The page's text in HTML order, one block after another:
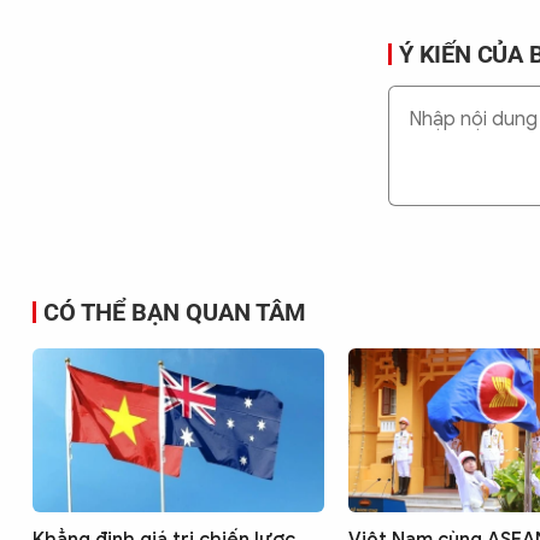
Ý KIẾN CỦA
CÓ THỂ BẠN QUAN TÂM